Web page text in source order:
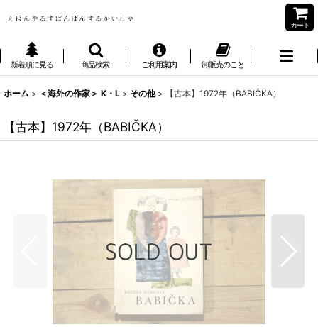
カート
新着順に見る 商品検索 ご利用案内 卸販売のこと
ホーム > ＜海外の作家＞ K・L > その他 > 【古本】1972年（BABIČKA）
【古本】1972年（BABIČKA）